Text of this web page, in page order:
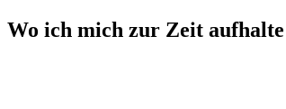
Wo ich mich zur Zeit aufhalte